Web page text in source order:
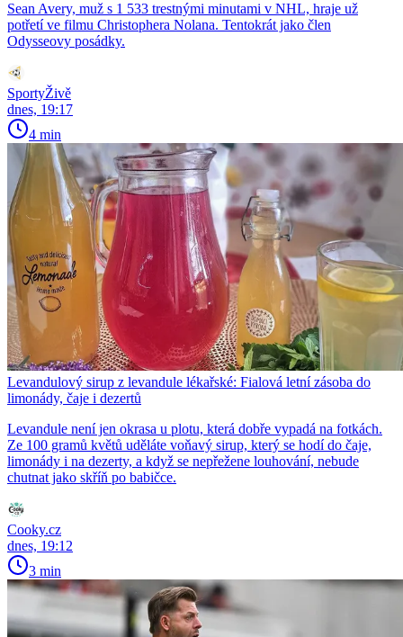
Sean Avery, muž s 1 533 trestnými minutami v NHL, hraje už
potřetí ve filmu Christophera Nolana. Tentokrát jako člen
Odysseovy posádky.
SportyŽivě
dnes, 19:17
4 min
Levandulový sirup z levandule lékařské: Fialová letní zásoba do
limonády, čaje i dezertů
Levandule není jen okrasa u plotu, která dobře vypadá na fotkách.
Ze 100 gramů květů uděláte voňavý sirup, který se hodí do čaje,
limonády i na dezerty, a když se nepřežene louhování, nebude
chutnat jako skříň po babičce.
Cooky.cz
dnes, 19:12
3 min